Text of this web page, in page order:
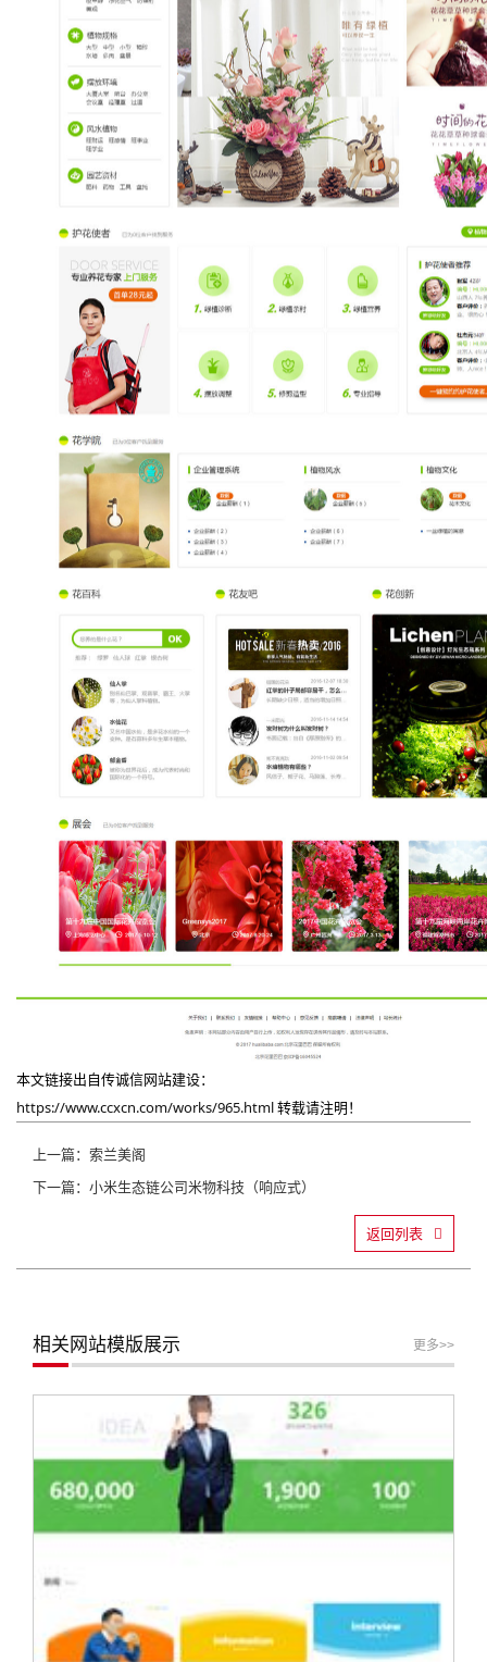
本文链接出自传诚信网站建设：
https://www.ccxcn.com/works/965.html转载请注明！
上一篇：索兰美阁
下一篇：小米生态链公司米物科技（响应式）
返回列表
相关网站模版展示 更多>>